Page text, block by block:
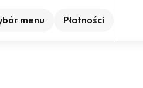
menu Płatności